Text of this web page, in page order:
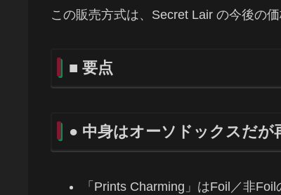
この販売方式は、Secret Lair の今後の
■ 要点
● 中身はオーソドックスだが
「Prints Charming」はFoil／非